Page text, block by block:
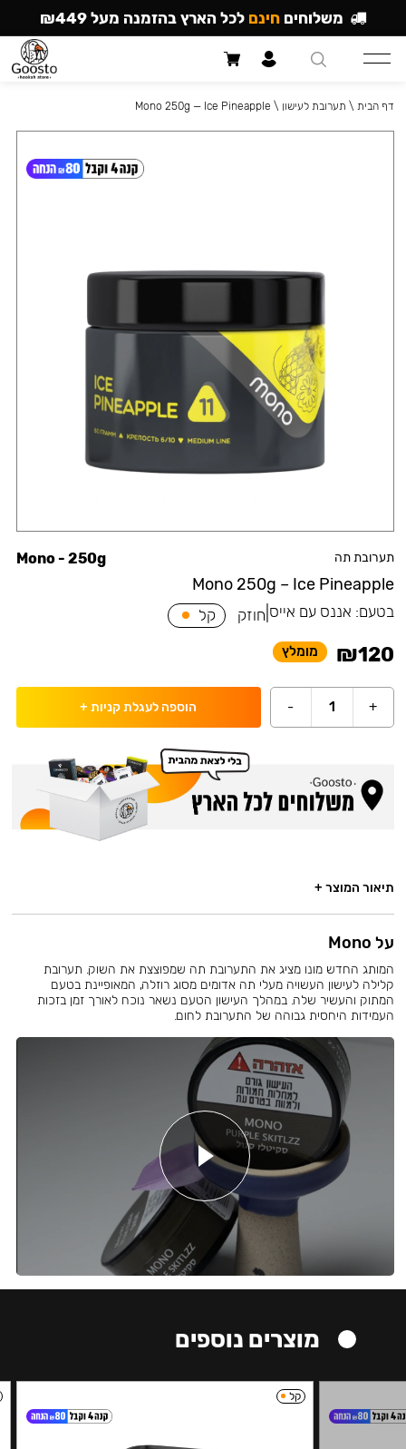
תערובת תה
Mono 250g – Ice Pineapple
Mono - 250g
בטעם: אננס עם אייס חוזק קל
₪120 מומלץ
+
1
- הוספה לעגלת קניות +
דף הבית \ תערובת לעישון \
Mono 250g — Ice Pineapple
תיאור המוצר +
על Mono
המותג החדש מונו מציג את התערובת תה שמפוצצת את השוק. תערובת
קלילה לעישון העשויה מעלי תה אדומים מסוג רוזלה, המאופיינת בטעם
המתוק והעשיר שלה. במהלך העישון הטעם נשאר נוכח לאורך זמן בזכות
העמידות היחסית גבוהה של התערובת לחום.
מוצרים נוספים
קל
משלוחים חינם לכל הארץ בהזמנה מעל ₪449